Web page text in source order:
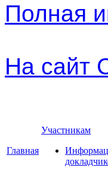
Полная
На сайт
Главная
Участникам